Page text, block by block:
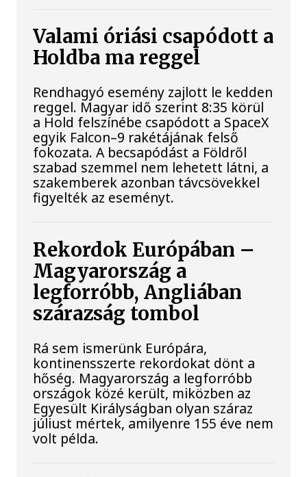
Valami óriási csapódott a
Holdba ma reggel
Rendhagyó esemény zajlott le kedden
reggel. Magyar idő szerint 8:35 körül
a Hold felszínébe csapódott a SpaceX
egyik Falcon–9 rakétájának felső
fokozata. A becsapódást a Földről
szabad szemmel nem lehetett látni, a
szakemberek azonban távcsövekkel
figyelték az eseményt.
Rekordok Európában –
Magyarország a
legforróbb, Angliában
szárazság tombol
Rá sem ismerünk Európára,
kontinensszerte rekordokat dönt a
hőség. Magyarország a legforróbb
országok közé került, miközben az
Egyesült Királyságban olyan száraz
júliust mértek, amilyenre 155 éve nem
volt példa.